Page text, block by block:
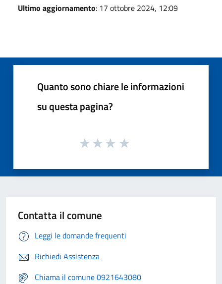
Ultimo aggiornamento: 17 ottobre 2024, 12:09
Quanto sono chiare le informazioni
su questa pagina?
Contatta il comune
Leggi le domande frequenti
Richiedi Assistenza
Chiama il comune 0921643080